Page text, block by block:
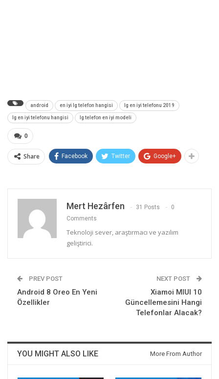
android en iyi lg telefon hangisi lg en iyi telefonu 2019
lg en iyi telefonu hangisi lg telefon en iyi modeli
0
Share Facebook Twitter Google+
Mert Hezârfen 31 Posts
0
Comments
Teknoloji sever, araştırmacı ve yazılım
geliştirici.
PREV POST
Android 8 Oreo En Yeni
Özellikler
NEXT POST
Xiamoi MIUI 10
Güncellemesini Hangi
Telefonlar Alacak?
YOU MIGHT ALSO LIKE More From Author